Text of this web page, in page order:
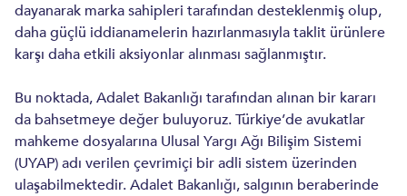
dayanarak marka sahipleri tarafından desteklenmiş olup,
daha güçlü iddianamelerin hazırlanmasıyla taklit ürünlere
karşı daha etkili aksiyonlar alınması sağlanmıştır.
Bu noktada, Adalet Bakanlığı tarafından alınan bir kararı
da bahsetmeye değer buluyoruz. Türkiye’de avukatlar
mahkeme dosyalarına Ulusal Yargı Ağı Bilişim Sistemi
(UYAP) adı verilen çevrimiçi bir adli sistem üzerinden
ulaşabilmektedir. Adalet Bakanlığı, salgının beraberinde